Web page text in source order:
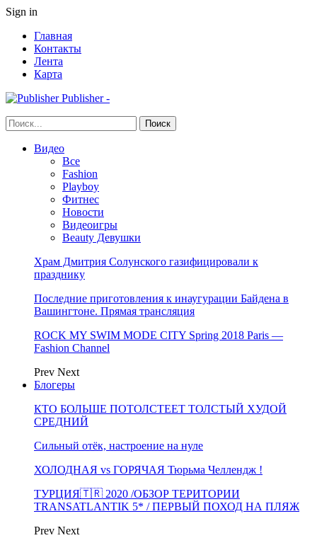
Sign in
Главная
Контакты
Лента
Карта
Publisher -
Видео
Все
Fashion
Playboy
Фитнес
Новости
Видеоигры
Beauty Девушки
Храм Дмитрия Солунского газифицировали к
празднику
Последние приготовления к инаугурации Байдена в
Вашингтоне. Прямая трансляция
ROCK MY SWIM MODE CITY Spring 2018 Paris —
Fashion Channel
Prev Next
Блогеры
КТО БОЛЬШЕ ПОТОЛСТЕЕТ ТОЛСТЫЙ ХУДОЙ
СРЕДНИЙ
Сильный отёк, настроение на нуле
ХОЛОДНАЯ vs ГОРЯЧАЯ Тюрьма Челлендж !
ТУРЦИЯ🇹🇷 2020 /ОБЗОР ТЕРИТОРИИ
TRANSATLANTIK 5* / ПЕРВЫЙ ПОХОД НА ПЛЯЖ
Prev Next